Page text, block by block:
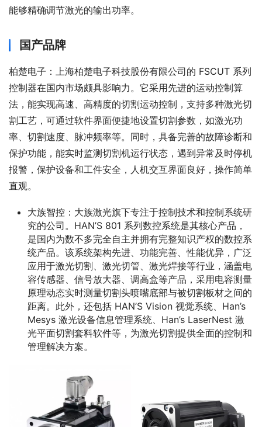
能够精确调节激光的输出功率。
国产品牌
柏楚电子：上海柏楚电子科技股份有限公司的 FSCUT 系列
控制器在国内市场颇具影响力。它采用先进的运动控制算
法，能实现高速、高精度的切割运动控制，支持多种激光切
割工艺，可通过软件界面便捷地设置切割参数，如激光功
率、切割速度、脉冲频率等。同时，具备完善的故障诊断和
保护功能，能实时监测切割机运行状态，遇到异常及时停机
报警，保护设备和工件安全，人机交互界面良好，操作简单
直观。
大族智控：大族激光旗下专注于控制技术和控制系统研
究的公司。HAN’S 801 系列数控系统是其核心产品，
是国内为数不多完全自主并拥有完整知识产权的数控系
统产品。该系统架构先进、功能完善、性能优异，广泛
应用于激光切割、激光切管、激光焊接等行业，涵盖电
容传感器、信号放大器、调高盒等产品，采用电容测量
原理动态实时测量切割头喷嘴底部与被切割板材之间的
距离。此外，还包括 HAN’S Vision 视觉系统、Han’s
Mesys 激光设备信息管理系统、Han’s LaserNest 激
光平面切割套料软件等，为激光切割提供全面的控制和
管理解决方案。